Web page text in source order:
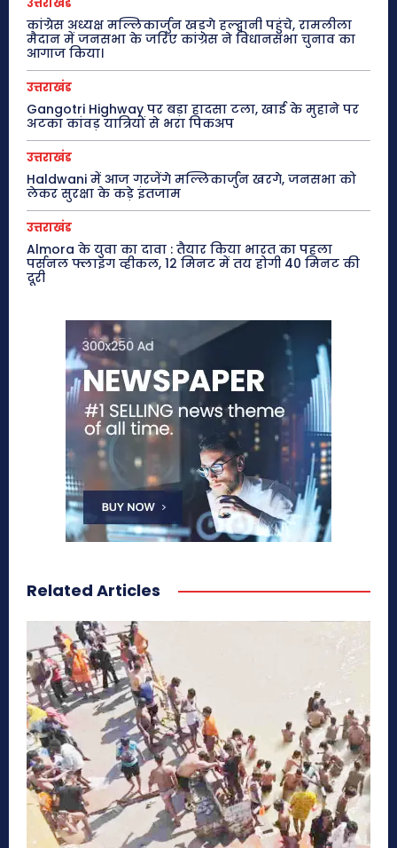
कांग्रेस अध्यक्ष मल्लिकार्जुन खड़गे हल्द्वानी पहुंचे, रामलीला
मैदान में जनसभा के जरिए कांग्रेस ने विधानसभा चुनाव का
आगाज किया।
उत्तराखंड
Gangotri Highway पर बड़ा हादसा टला, खाई के मुहाने पर
अटका कांवड़ यात्रियों से भरा पिकअप
उत्तराखंड
Haldwani में आज गरजेंगे मल्लिकार्जुन खरगे, जनसभा को
लेकर सुरक्षा के कड़े इंतजाम
उत्तराखंड
Almora के युवा का दावा : तैयार किया भारत का पहला
पर्सनल फ्लाइंग व्हीकल, 12 मिनट में तय होगी 40 मिनट की
दूरी
Related Articles